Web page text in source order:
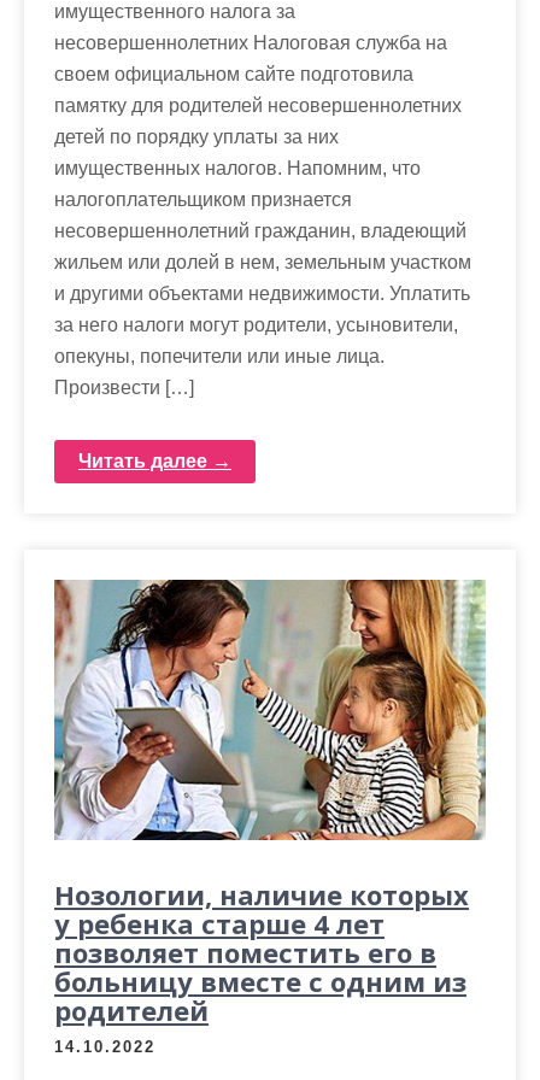
имущественного налога за
несовершеннолетних Налоговая служба на
своем официальном сайте подготовила
памятку для родителей несовершеннолетних
детей по порядку уплаты за них
имущественных налогов. Напомним, что
налогоплательщиком признается
несовершеннолетний гражданин, владеющий
жильем или долей в нем, земельным участком
и другими объектами недвижимости. Уплатить
за него налоги могут родители, усыновители,
опекуны, попечители или иные лица.
Произвести […]
Читать далее →
Нозологии, наличие которых
у ребенка старше 4 лет
позволяет поместить его в
больницу вместе с одним из
родителей
14.10.2022